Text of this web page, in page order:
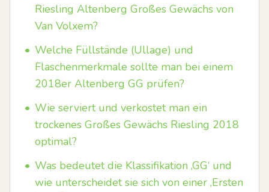
Riesling Altenberg Großes Gewächs von
Van Volxem?
• Welche Füllstände (Ullage) und
Flaschenmerkmale sollte man bei einem
2018er Altenberg GG prüfen?
• Wie serviert und verkostet man ein
trockenes Großes Gewächs Riesling 2018
optimal?
• Was bedeutet die Klassifikation ‚GG‘ und
wie unterscheidet sie sich von einer ‚Ersten